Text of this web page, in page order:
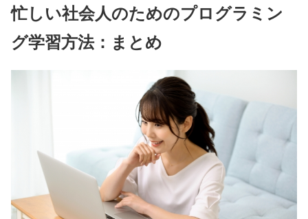
忙しい社会人のためのプログラミン
グ学習方法：まとめ